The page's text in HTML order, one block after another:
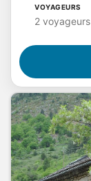
VOYAGEURS
2 voyageurs